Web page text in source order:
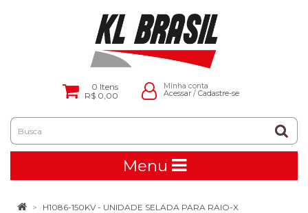
0 Itens
R$ 0,00
Minha conta
Acessar/ Cadastre-se
Menu
H1086-150KV - UNIDADE SELADA PARA RAIO-X